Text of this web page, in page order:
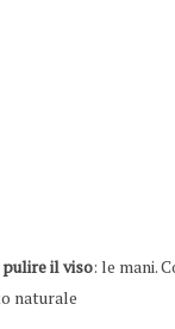
pulire il viso: le mani.
naturale